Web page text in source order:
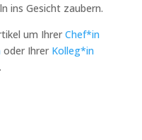
ins Gesicht zaubern.
um Ihrer Chef*in
oder Ihrer Kolleg*in